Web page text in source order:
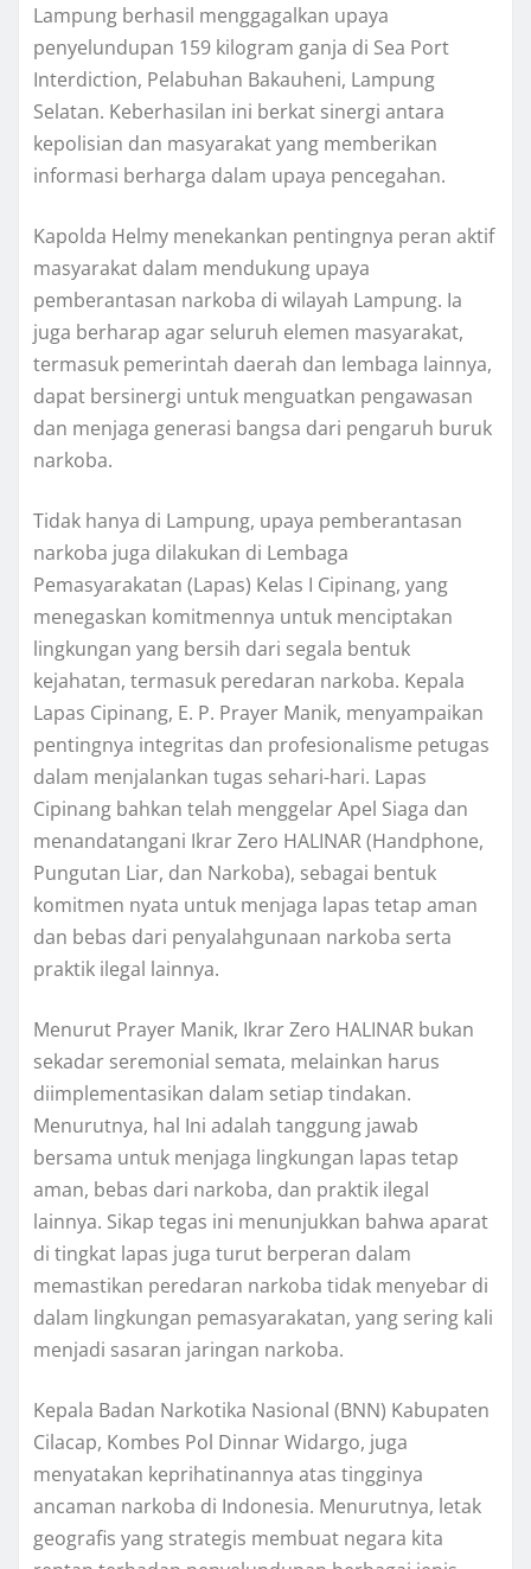
Lampung berhasil menggagalkan upaya
penyelundupan 159 kilogram ganja di Sea Port
Interdiction, Pelabuhan Bakauheni, Lampung
Selatan. Keberhasilan ini berkat sinergi antara
kepolisian dan masyarakat yang memberikan
informasi berharga dalam upaya pencegahan.
Kapolda Helmy menekankan pentingnya peran aktif
masyarakat dalam mendukung upaya
pemberantasan narkoba di wilayah Lampung. Ia
juga berharap agar seluruh elemen masyarakat,
termasuk pemerintah daerah dan lembaga lainnya,
dapat bersinergi untuk menguatkan pengawasan
dan menjaga generasi bangsa dari pengaruh buruk
narkoba.
Tidak hanya di Lampung, upaya pemberantasan
narkoba juga dilakukan di Lembaga
Pemasyarakatan (Lapas) Kelas I Cipinang, yang
menegaskan komitmennya untuk menciptakan
lingkungan yang bersih dari segala bentuk
kejahatan, termasuk peredaran narkoba. Kepala
Lapas Cipinang, E. P. Prayer Manik, menyampaikan
pentingnya integritas dan profesionalisme petugas
dalam menjalankan tugas sehari-hari. Lapas
Cipinang bahkan telah menggelar Apel Siaga dan
menandatangani Ikrar Zero HALINAR (Handphone,
Pungutan Liar, dan Narkoba), sebagai bentuk
komitmen nyata untuk menjaga lapas tetap aman
dan bebas dari penyalahgunaan narkoba serta
praktik ilegal lainnya.
Menurut Prayer Manik, Ikrar Zero HALINAR bukan
sekadar seremonial semata, melainkan harus
diimplementasikan dalam setiap tindakan.
Menurutnya, hal Ini adalah tanggung jawab
bersama untuk menjaga lingkungan lapas tetap
aman, bebas dari narkoba, dan praktik ilegal
lainnya. Sikap tegas ini menunjukkan bahwa aparat
di tingkat lapas juga turut berperan dalam
memastikan peredaran narkoba tidak menyebar di
dalam lingkungan pemasyarakatan, yang sering kali
menjadi sasaran jaringan narkoba.
Kepala Badan Narkotika Nasional (BNN) Kabupaten
Cilacap, Kombes Pol Dinnar Widargo, juga
menyatakan keprihatinannya atas tingginya
ancaman narkoba di Indonesia. Menurutnya, letak
geografis yang strategis membuat negara kita